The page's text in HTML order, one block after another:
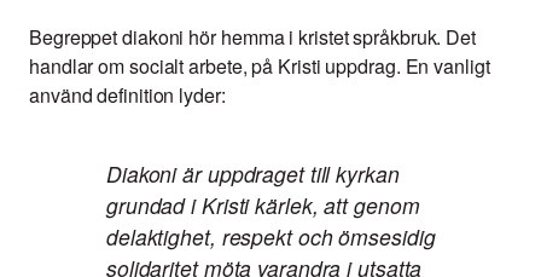
Begreppet diakoni hör hemma i kristet språkbruk. Det
handlar om socialt arbete, på Kristi uppdrag. En vanligt
använd definition lyder:
Diakoni är uppdraget till kyrkan
grundad i Kristi kärlek, att genom
delaktighet, respekt och ömsesidig
solidaritet möta varandra i utsatta